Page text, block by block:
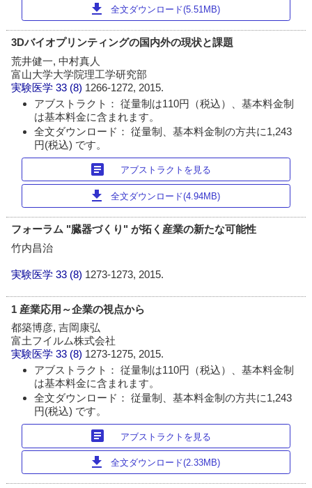
download 全文ダウンロード(5.51MB)
3Dバイオプリンティングの国内外の現状と課題
荒井健一, 中村真人
富山大学大学院理工学研究部
実験医学 33 (8) 1266-1272, 2015.
アブストラクト： 従量制は110円（税込）、基本料金制
は基本料金に含まれます。
全文ダウンロード： 従量制、基本料金制の方共に1,243
円(税込) です。
article アブストラクトを見る
download 全文ダウンロード(4.94MB)
フォーラム "臓器づくり" が拓く産業の新たな可能性
竹内昌治
実験医学 33 (8) 1273-1273, 2015.
1 産業応用～企業の視点から
都築博彦, 吉岡康弘
富土フイルム株式会社
実験医学 33 (8) 1273-1275, 2015.
アブストラクト： 従量制は110円（税込）、基本料金制
は基本料金に含まれます。
全文ダウンロード： 従量制、基本料金制の方共に1,243
円(税込) です。
article アブストラクトを見る
download 全文ダウンロード(2.33MB)